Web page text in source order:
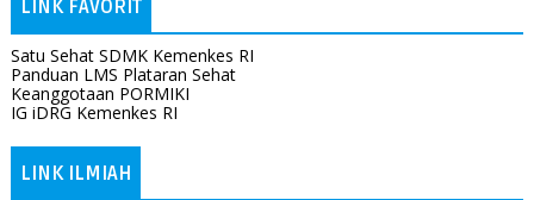
LINK FAVORIT
Satu Sehat SDMK Kemenkes RI
Panduan LMS Plataran Sehat
Keanggotaan PORMIKI
IG iDRG Kemenkes RI
LINK ILMIAH